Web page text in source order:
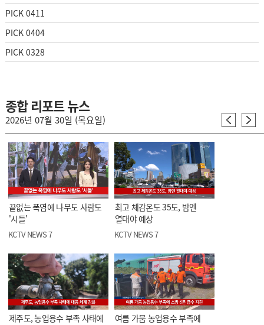
PICK 0411
PICK 0404
PICK 0328
종합 리포트 뉴스
2026년 07월 30일 (목요일)
끝없는 폭염에 나무도 사람도
'시들'
KCTV NEWS 7
최고 체감온도 35도, 밤엔
열대야 예상
KCTV NEWS 7
제주도, 농업용수 부족 사태에
여름 가뭄 농업용수 부족에